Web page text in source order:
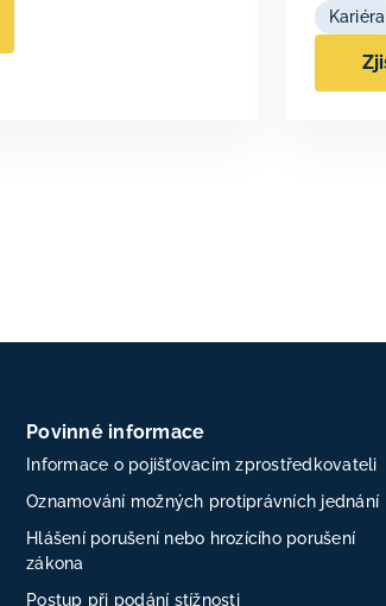
Kariéra
Povinné informace
Informace o pojišťovacím zprostředkovateli
Oznamování možných protiprávních jednání
Hlášení porušení nebo hrozícího porušení
zákona
Postup při podání stížnosti